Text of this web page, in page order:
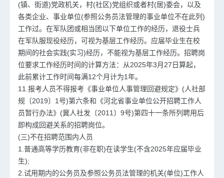
(镇、街道)党政机关，村(社区)党组织或者村(居)委会，以及
各类企业、事业单位(参照公务员法管理的事业单位不在此列)
工作过。在军队团或相当团以下单位工作的经历，退役士兵
在军队服现役经历，可视为基层工作经历。应届毕业生在校
期间的社会实践(实习)经历，不能视为基层工作经历。招聘岗
位要求工作经历时间的计算方法：从2025年3月27日算起，
此前累计工作时间每满12个月计为1年。
11.报考人员不得报考《事业单位人事管理回避规定》(人社部
规〔2019〕1号)第六条和《河北省事业单位公开招聘工作人
员暂行办法》(冀人社发〔2011〕9号)第四十一条所列聘用后
即构成回避关系的招聘岗位。
(三)不在招聘范围内人员
1.普通高等学历教育(非在职)在读学生(不含2025年应届毕业
生);
2.试用期内的公务员及参照公务员法管理的机关(单位)工作人